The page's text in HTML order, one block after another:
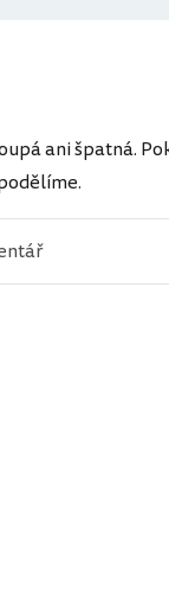
ani špatná.